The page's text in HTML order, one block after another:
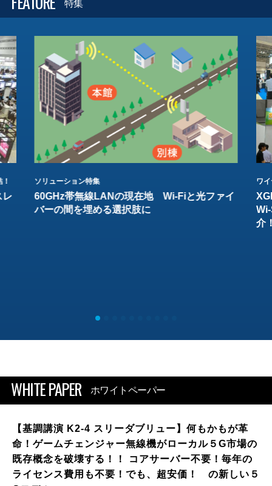
特集
レ
ソリューション特集
60GHz帯無線LANの現在地 Wi-Fiと光ファイ
バーの間を埋める選択肢に
ワ
介
WHITE PAPER ホワイトペーパー
【基調講演 K2-4 スリーダブリュー】何もかもが革
命！ゲームチェンジャー無線機がローカル５G市場の
既存概念を破壊する！！ コアサーバー不要！毎年の
ライセンス費用も不要！でも、超安価！ の新しい５